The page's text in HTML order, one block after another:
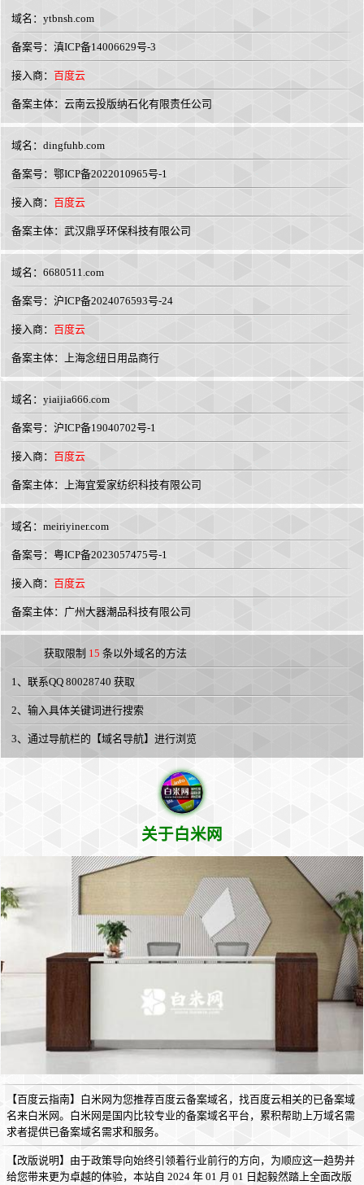
域名： ytbnsh.com
备案号：滇ICP备14006629号-3
接入商： 百度云
备案主体：云南云投版纳石化有限责任公司
域名： dingfuhb.com
备案号：鄂ICP备2022010965号-1
接入商： 百度云
备案主体：武汉鼎孚环保科技有限公司
域名： 6680511.com
备案号：沪ICP备2024076593号-24
接入商： 百度云
备案主体：上海念纽日用品商行
域名： yiaijia666.com
备案号：沪ICP备19040702号-1
接入商： 百度云
备案主体：上海宜爱家纺织科技有限公司
域名： meiriyiner.com
备案号：粤ICP备2023057475号-1
接入商： 百度云
备案主体：广州大器潮品科技有限公司
获取限制 15 条以外域名的方法
1、联系QQ 80028740 获取
2、输入具体关键词进行搜索
3、通过导航栏的【域名导航】进行浏览
关于白米网
【百度云指南】白米网为您推荐百度云备案域名，找百度云相关的已备案域
名来白米网。白米网是国内比较专业的备案域名平台，累积帮助上万域名需
求者提供已备案域名需求和服务。
【改版说明】由于政策导向始终引领着行业前行的方向，为顺应这一趋势并
给您带来更为卓越的体验，本站自 2024 年 01 月 01 日起毅然踏上全面改版